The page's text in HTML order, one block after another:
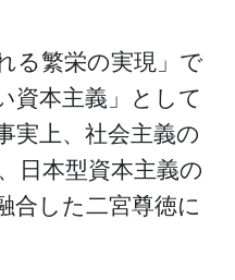
る繁栄の実現」で
資本主義」として
実上、社会主義の
日本型資本主義の
合した二宮尊徳に